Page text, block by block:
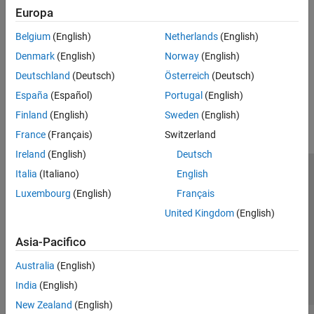
Version History
Introduced in R2007b
How useful was this information?
Europa
Belgium (English)
Denmark (English)
Deutschland (Deutsch)
España (Español)
Finland (English)
France (Français)
Ireland (English)
Italia (Italiano)
Luxembourg (English)
Netherlands(English)
Norway(English)
Österreich (Deutsch)
Portugal (English)
Sweden (English)
Switzerland
Deutsch
English
Français
United Kingdom(English)
Asia-Pacifico
Australia (English)
India (English)
New Zealand (English)
Centro di fiducia
Informativa sulla privacy
Antipirateria
Stato dell'applicazione
Contatti
© 1994-2026 The MathWorks, Inc.